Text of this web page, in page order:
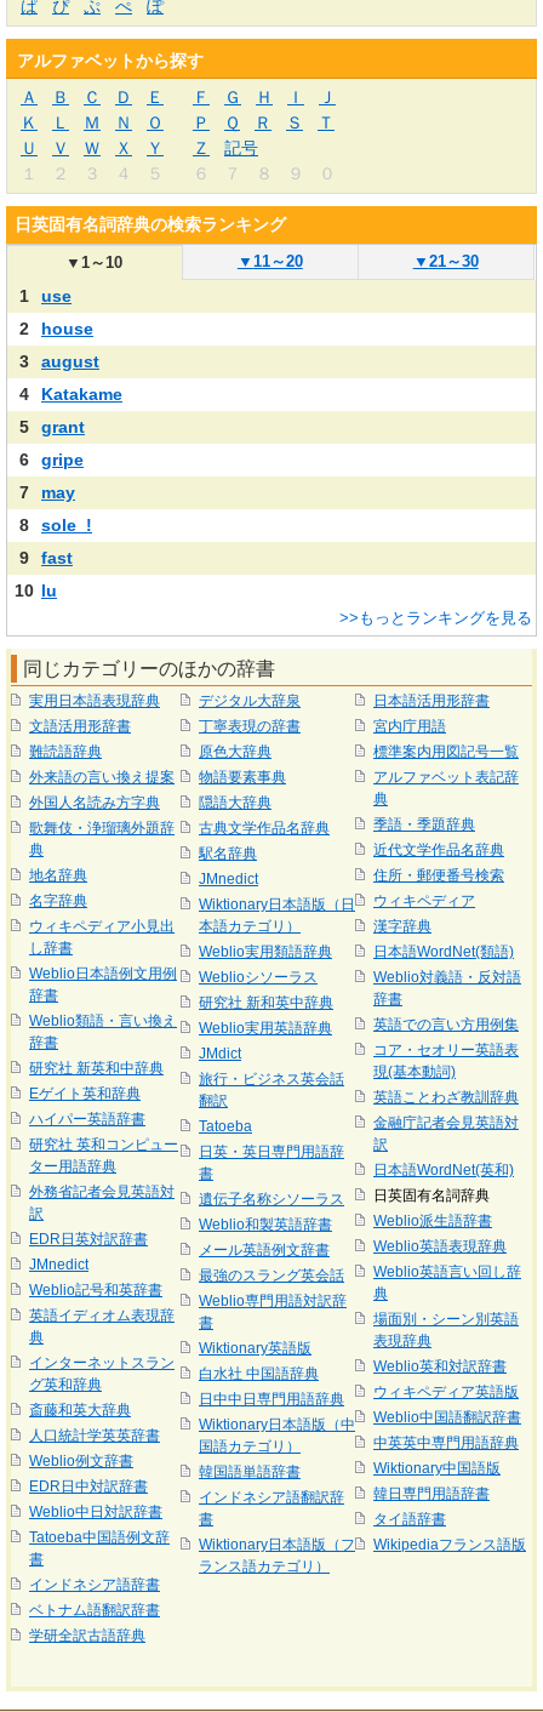
ぱ ぴ ぷ ぺ ぽ
アルファベットから探す
Ａ
Ｂ Ｃ Ｄ Ｅ Ｆ Ｇ Ｈ Ｉ
Ｊ
Ｋ
Ｌ Ｍ Ｎ Ｏ Ｐ Ｑ Ｒ Ｓ
Ｔ
Ｕ
Ｖ Ｗ Ｘ Ｙ Ｚ
記号
１
２ ３ ４ ５ ６ ７ ８ ９ ０
日英固有名詞辞典の検索ランキング
▼1～10 ▼ 11～20 ▼ 21～30
1
use
2
house
3
august
4
Katakame
5
grant
6
gripe
7
may
8
sole_!
9
fast
10 lu
>>もっとランキングを見る
同じカテゴリーのほかの辞書
実用日本語表現辞典
文語活用形辞書
難読語辞典
外来語の言い換え提案
外国人名読み方字典
歌舞伎・浄瑠璃外題辞
典
地名辞典
名字辞典
ウィキペディア小見出
し辞書
Weblio日本語例文用例
辞書
Weblio類語・言い換え
辞書
研究社 新英和中辞典
Eゲイト英和辞典
ハイパー英語辞書
研究社 英和コンピュー
ター用語辞典
外務省記者会見英語対
訳
EDR日英対訳辞書
JMnedict
Weblio記号和英辞書
英語イディオム表現辞
典
インターネットスラン
グ英和辞典
斎藤和英大辞典
人口統計学英英辞書
Weblio例文辞書
EDR日中対訳辞書
Weblio中日対訳辞書
Tatoeba中国語例文辞
書
インドネシア語辞書
ベトナム語翻訳辞書
学研全訳古語辞典
デジタル大辞泉
丁寧表現の辞書
原色大辞典
物語要素事典
隠語大辞典
古典文学作品名辞典
駅名辞典
JMnedict
Wiktionary日本語版（日
本語カテゴリ）
Weblio実用類語辞典
Weblioシソーラス
研究社 新和英中辞典
Weblio実用英語辞典
JMdict
旅行・ビジネス英会話
翻訳
Tatoeba
日英・英日専門用語辞
書
遺伝子名称シソーラス
Weblio和製英語辞書
メール英語例文辞書
最強のスラング英会話
Weblio専門用語対訳辞
書
Wiktionary英語版
白水社 中国語辞典
日中中日専門用語辞典
Wiktionary日本語版（中
国語カテゴリ）
韓国語単語辞書
インドネシア語翻訳辞
書
Wiktionary日本語版（フ
ランス語カテゴリ）
日本語活用形辞書
宮内庁用語
標準案内用図記号一覧
アルファベット表記辞
典
季語・季題辞典
近代文学作品名辞典
住所・郵便番号検索
ウィキペディア
漢字辞典
日本語WordNet(類語)
Weblio対義語・反対語
辞書
英語での言い方用例集
コア・セオリー英語表
現(基本動詞)
英語ことわざ教訓辞典
金融庁記者会見英語対
訳
日本語WordNet(英和)
日英固有名詞辞典
Weblio派生語辞書
Weblio英語表現辞典
Weblio英語言い回し辞
典
場面別・シーン別英語
表現辞典
Weblio英和対訳辞書
ウィキペディア英語版
Weblio中国語翻訳辞書
中英英中専門用語辞典
Wiktionary中国語版
韓日専門用語辞書
タイ語辞書
Wikipediaフランス語版